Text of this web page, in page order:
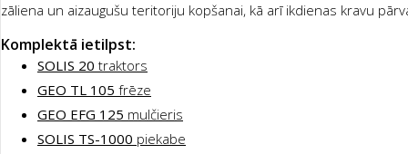
zāliena un aizaugušu teritoriju kopšanai, kā arī ikdienas kravu
Komplektā ietilpst:
SOLIS 20 traktors
GEO TL 105 frēze
GEO EFG 125 mulčieris
SOLIS TS-1000 piekabe